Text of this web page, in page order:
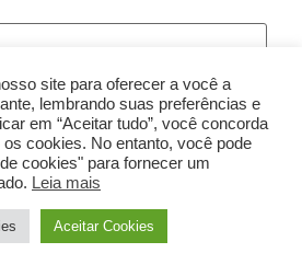
navegador para a próxima vez
site para oferecer a você a
lembrando suas preferências e
em “Aceitar tudo”, você concorda
cookies. No entanto, você pode
cookies" para fornecer um
Leia mais
Aceitar Cookies